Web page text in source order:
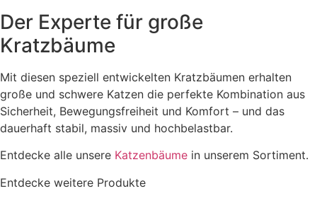
Der Experte für große
Kratzbäume
Mit diesen speziell entwickelten Kratzbäumen erhalten
große und schwere Katzen die perfekte Kombination aus
Sicherheit, Bewegungsfreiheit und Komfort – und das
dauerhaft stabil, massiv und hochbelastbar.
Entdecke alle unsere Katzenbäume in unserem Sortiment.
Entdecke weitere Produkte